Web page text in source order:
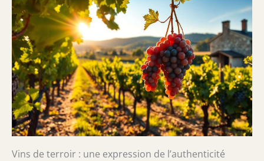
Vins de terroir : une expression de l’authenticité